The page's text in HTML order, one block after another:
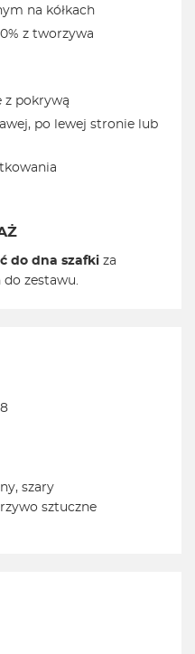
na kółkach
z tworzywa
z pokrywą
po lewej stronie lub
do dna szafki za
zestawu.
szary
sztuczne